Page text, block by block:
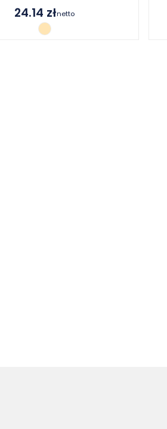
24.14 złnetto